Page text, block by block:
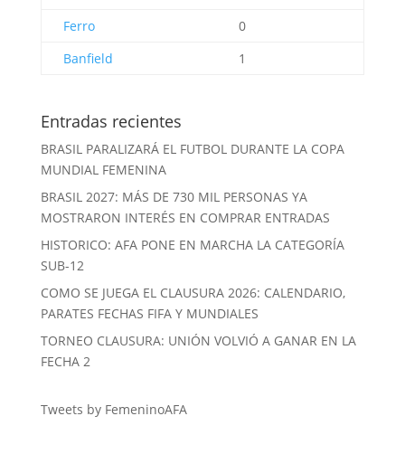
Ferro
0
Banfield
1
Entradas recientes
BRASIL PARALIZARÁ EL FUTBOL DURANTE LA COPA
MUNDIAL FEMENINA
BRASIL 2027: MÁS DE 730 MIL PERSONAS YA
MOSTRARON INTERÉS EN COMPRAR ENTRADAS
HISTORICO: AFA PONE EN MARCHA LA CATEGORÍA
SUB-12
COMO SE JUEGA EL CLAUSURA 2026: CALENDARIO,
PARATES FECHAS FIFA Y MUNDIALES
TORNEO CLAUSURA: UNIÓN VOLVIÓ A GANAR EN LA
FECHA 2
Tweets by FemeninoAFA